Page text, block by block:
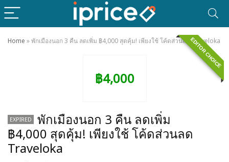
Home »พักเมืองนอก 3 คืน ลดเพิ่ม ฿4,000 สุดคุ้ม! เพียงใช้ โค้ดส่วนลด Traveloka
EDITOR CHOICE
฿4,000
EXPIRED
พักเมืองนอก 3 คืน ลดเพิ่ม
฿4,000 สุดคุ้ม! เพียงใช้ โค้ดส่วนลด
Traveloka